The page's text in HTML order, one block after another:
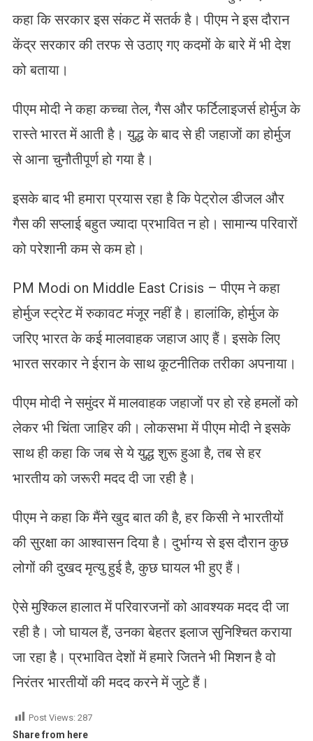
कहा कि सरकार इस संकट में सतर्क है। पीएम ने इस दौरान
केंद्र सरकार की तरफ से उठाए गए कदमों के बारे में भी देश
को बताया।
पीएम मोदी ने कहा कच्चा तेल, गैस और फर्टिलाइजर्स होर्मुज के
रास्ते भारत में आती है। युद्ध के बाद से ही जहाजों का होर्मुज
से आना चुनौतीपूर्ण हो गया है।
इसके बाद भी हमारा प्रयास रहा है कि पेट्रोल डीजल और
गैस की सप्लाई बहुत ज्यादा प्रभावित न हो। सामान्य परिवारों
को परेशानी कम से कम हो।
PM Modi on Middle East Crisis – पीएम ने कहा
होर्मुज स्ट्रेट में रुकावट मंजूर नहीं है। हालांकि, होर्मुज के
जरिए भारत के कई मालवाहक जहाज आए हैं। इसके लिए
भारत सरकार ने ईरान के साथ कूटनीतिक तरीका अपनाया।
पीएम मोदी ने समुंदर में मालवाहक जहाजों पर हो रहे हमलों को
लेकर भी चिंता जाहिर की। लोकसभा में पीएम मोदी ने इसके
साथ ही कहा कि जब से ये युद्ध शुरू हुआ है, तब से हर
भारतीय को जरूरी मदद दी जा रही है।
पीएम ने कहा कि मैंने खुद बात की है, हर किसी ने भारतीयों
की सुरक्षा का आश्वासन दिया है। दुर्भाग्य से इस दौरान कुछ
लोगों की दुखद मृत्यु हुई है, कुछ घायल भी हुए हैं।
ऐसे मुश्किल हालात में परिवारजनों को आवश्यक मदद दी जा
रही है। जो घायल हैं, उनका बेहतर इलाज सुनिश्चित कराया
जा रहा है। प्रभावित देशों में हमारे जितने भी मिशन है वो
निरंतर भारतीयों की मदद करने में जुटे हैं।
Post Views: 287
Share from here